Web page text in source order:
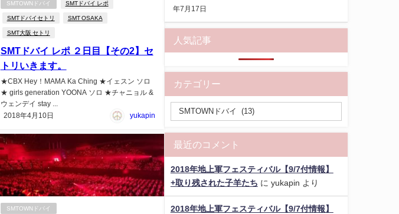
SMTOWNドバイ SMTドバイ レポ
SMTドバイセトリ SMT OSAKA
SMT大阪 セトリ
SMTドバイ レポ ２日目【その2】セ
トリいきます。
★CBX Hey！MAMA Ka Ching ★イェスン ソロ
★ girls generation YOONA ソロ ★チャニョル &
ウェンデイ stay ...
2018年4月10日
yukapin
SMTOWNドバイ
年7月17日
人気記事
カテゴリー
最近のコメント
2018年地上軍フェスティバル【9/7付情報】
+取り残された子羊たち に yukapin より
2018年地上軍フェスティバル【9/7付情報】